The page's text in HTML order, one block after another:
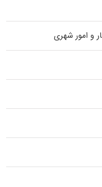
و امور شهری